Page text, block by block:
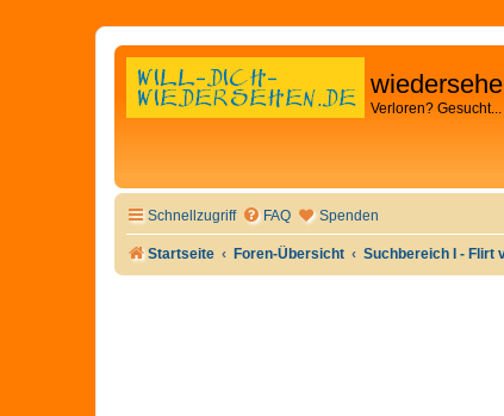
Verloren?
Schnellzugriff FAQ Spenden
Startseite Foren-Übersicht Suchbereich I - Flirt